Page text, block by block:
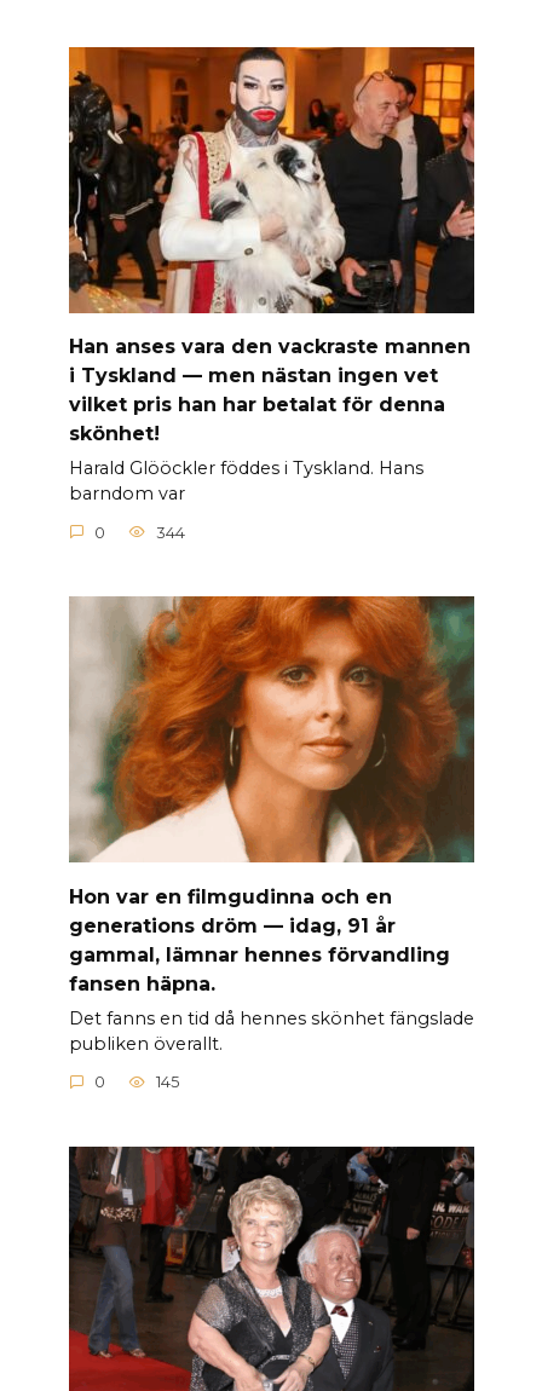
Han anses vara den vackraste mannen
i Tyskland — men nästan ingen vet
vilket pris han har betalat för denna
skönhet!
Harald Glööckler föddes i Tyskland. Hans
barndom var
0 344
Hon var en filmgudinna och en
generations dröm — idag, 91 år
gammal, lämnar hennes förvandling
fansen häpna.
Det fanns en tid då hennes skönhet fängslade
publiken överallt.
0 145